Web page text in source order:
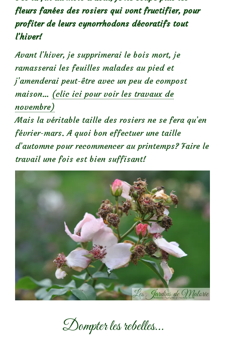
fleurs fanées des rosiers qui vont fructifier, pour
profiter de leurs cynorrhodons décoratifs tout
l’hiver!
Avant l’hiver, je supprimerai le bois mort, je
ramasserai les feuilles malades au pied et
j’amenderai peut-être avec un peu de compost
maison… (clic ici pour voir les travaux de
novembre)
Mais la véritable taille des rosiers ne se fera qu’en
février-mars. A quoi bon effectuer une taille
d’automne pour recommencer au printemps? Faire le
travail une fois est bien suffisant!
Dompter les rebelles…